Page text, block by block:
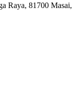
Raya, 81700 Masai,